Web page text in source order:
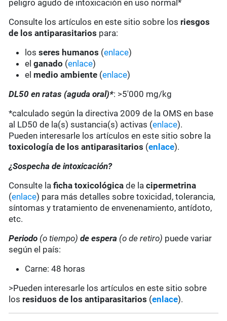
peligro agudo de intoxicación en uso normal*
Consulte los artículos en este sitio sobre los riesgos
de los antiparasitarios para:
losseres humanos (enlace)
elganado (enlace)
el medio ambiente (enlace)
DL50 en ratas (aguda oral)*: >5'000 mg/kg
*calculado según la directiva 2009 de la OMS en base
al LD50 de la(s) sustancia(s) activas (enlace).
Pueden interesarle los artículos en este sitio sobre la
toxicología de los antiparasitarios (enlace).
¿Sospecha de intoxicación?
Consulte laficha toxicológica de la cipermetrina
(enlace) para más detalles sobre toxicidad, tolerancia,
síntomas y tratamiento de envenenamiento, antídoto,
etc.
Periodo (o tiempo) de espera (o de retiro) puede variar
según el país:
Carne: 48 horas
>Pueden interesarle los artículos en este sitio sobre
los residuos de los antiparasitarios (enlace).